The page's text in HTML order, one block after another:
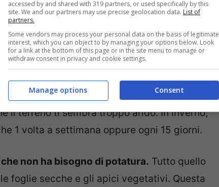
Ma considera, però, che non tollera
scegliere un luogo ombreggiato, dove
sole.
regole.In estate, devi darle acqua ogni
il terreno ti sembra troppo arido. In inverno,
1 volta a settimana oppure ogni 15 giorni.
non ha bisogno di potatura. Tutto quello
foglie secche e gli apici vegetativi. Questa
accessed by and shared with 319 partners, or used specifically by this
site. We and our partners may use precise geolocation data. List of
partners.
Some vendors may process your personal data on the basis of legitimate
interest, which you can object to by managing your options below. Look
for a link at the bottom of this page or in the site menu to manage or
withdraw consent in privacy and cookie settings.
Consent
Manage options